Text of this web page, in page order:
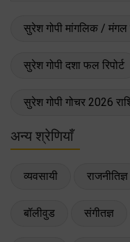
सुरेश गोपी मांगलिक / मंगल
सुरेश गोपी दशा फल रिपोर्ट
सुरेश गोपी गोचर 2026
अन्य श्रेणियाँ
व्यवसायी राजनीतिज्ञ
बॉलीवुड संगीतज्ञ